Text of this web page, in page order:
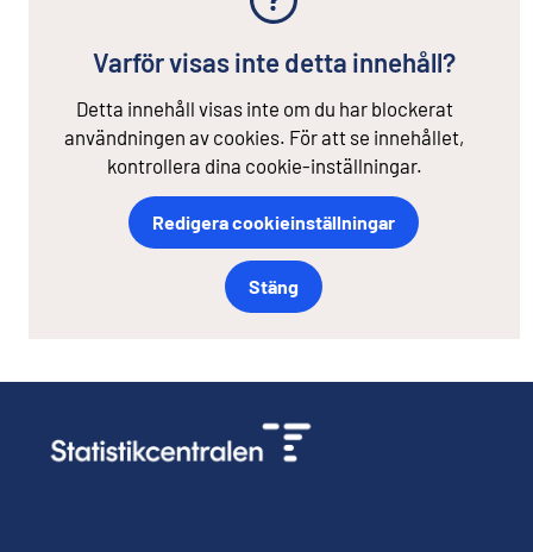
Varför visas inte detta innehåll?
Detta innehåll visas inte om du har blockerat
användningen av cookies. För att se innehållet,
kontrollera dina cookie-inställningar.
Redigera cookieinställningar
Stäng